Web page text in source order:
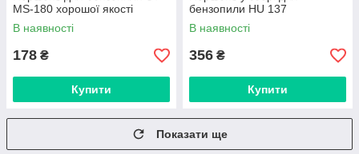
MS-180 хорошої якості
В наявності
178 ₴
Купити
бензопили HU 137
В наявності
356 ₴
Купити
Показати ще